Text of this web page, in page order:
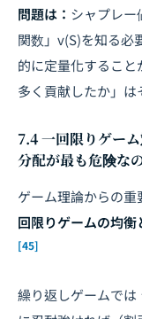
問題は： シャプレー
関数」 v(S)を知る必
的に定量化するこ
多く貢献したか」は
7.4 一回限りゲー
分配が最も危険な
ゲーム理論からの重
回限りゲームの均衡
[45]
繰り返しゲームで